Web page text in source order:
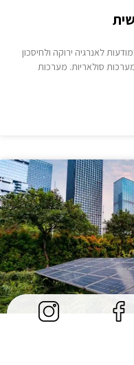
לאנרגיה ירוקה ולחיסכון
סולאריות. מערכות